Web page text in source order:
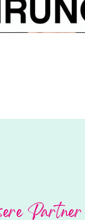
Partner